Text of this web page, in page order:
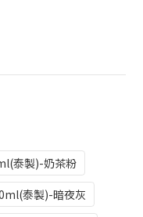
泰製)-奶茶粉
泰製)-暗夜灰